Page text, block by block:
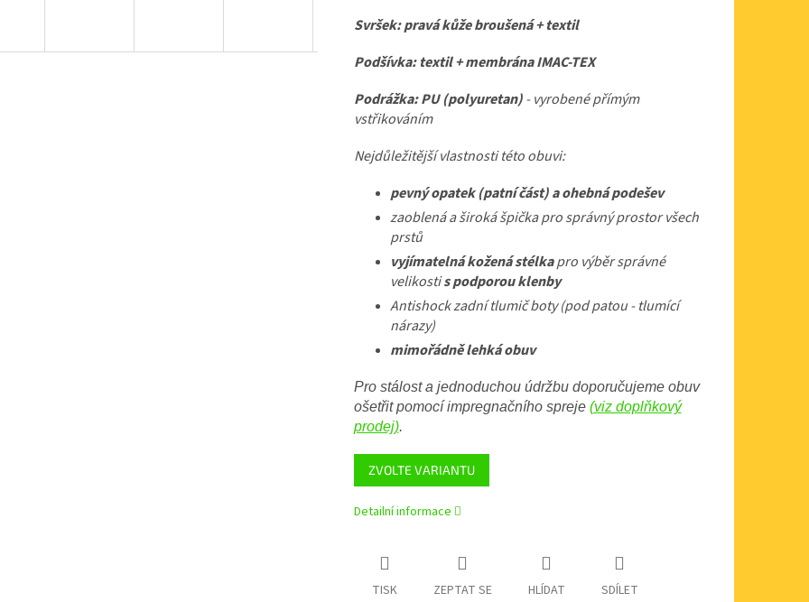
ZVOLTE VARIANTU
Svršek: pravá kůže broušená + textil
Podšívka: textil + membrána IMAC-TEX
Podrážka: PU (polyuretan)- vyrobené přímým
vstřikováním
Nejdůležitější vlastnosti této obuvi:
pevný opatek (patní část) a ohebná podešev
zaoblená a široká špička pro správný prostor všech
prstů
vyjímatelná kožená stélkapro výběr správné
velikostis podporou klenby
Antishock zadní tlumič boty (pod patou - tlumící
nárazy)
mimořádně lehká obuv
Pro stálost a jednoduchou údržbu doporučujeme obuv
ošetřit pomocí impregnačního spreje (viz doplňkový
prodej).
Detailní informace
TISK ZEPTAT SE HLÍDAT SDÍLET